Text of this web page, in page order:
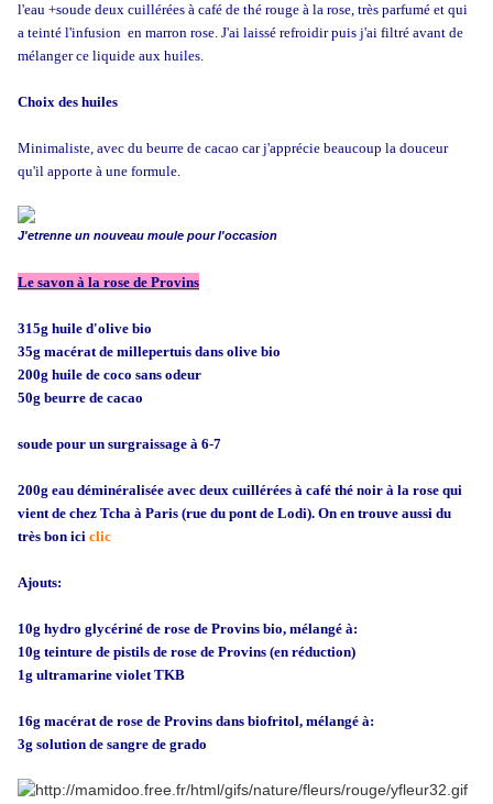
l'eau +soude deux cuillérées à café de thé rouge à la rose, très parfumé et qui
a teinté l'infusion en marron rose. J'ai laissé refroidir puis j'ai filtré avant de
mélanger ce liquide aux huiles.
Choix des huiles
Minimaliste, avec du beurre de cacao car j'apprécie beaucoup la douceur
qu'il apporte à une formule.
J'etrenne un nouveau moule pour l'occasion
Le savon à la rose de Provins
315g huile d'olive bio
35g macérat de millepertuis dans olive bio
200g huile de coco sans odeur
50g beurre de cacao
soude pour un surgraissage à 6-7
200g eau déminéralisée avec deux cuillérées à café thé noir à la rose qui
vient de chez Tcha à Paris (rue du pont de Lodi). On en trouve aussi du
très bon ici clic
Ajouts:
10g hydro glycériné de rose de Provins bio, mélangé à:
10g teinture de pistils de rose de Provins (en réduction)
1g ultramarine violet TKB
16g macérat de rose de Provins dans biofritol, mélangé à:
3g solution de sangre de grado